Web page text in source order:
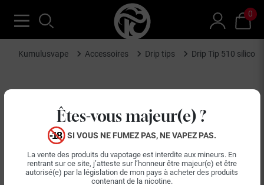
Êtes-vous majeur(e) ?
SI VOUS NE FUMEZ PAS, NE VAPEZ PAS.
La vente des produits du vapotage est interdite aux mineurs. En
rentrant sur ce site, j’atteste sur l’honneur être majeur(e) et être
autorisé(e) par la législation de mon pays à acheter des produits
contenant de la nicotine.
0
Kumulusvape Accessoires Drip tips Drip Tip 510